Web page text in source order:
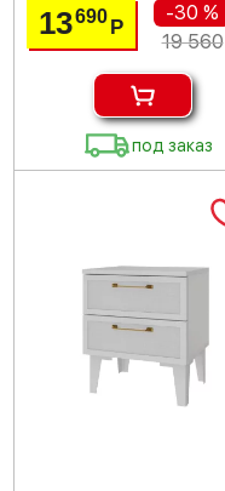
13690Р
-30 %
19 560
под заказ